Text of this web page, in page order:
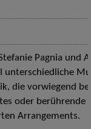
Pagnia und
die vorwiegend
oder berührende
Arrangements.